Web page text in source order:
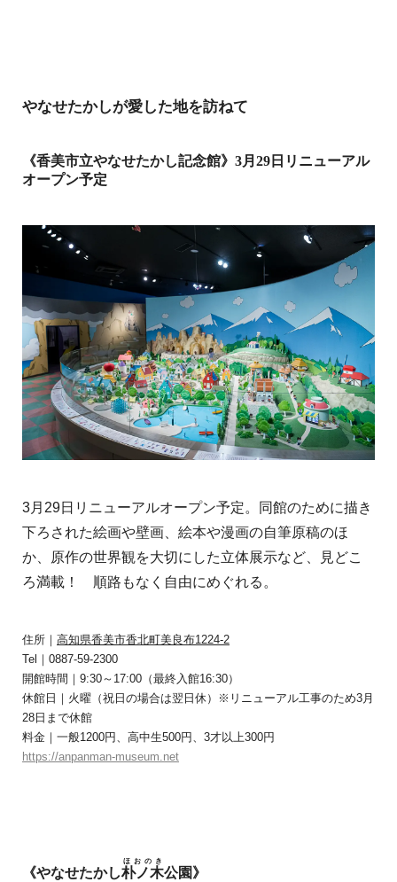
やなせたかしが愛した地を訪ねて
《香美市立やなせたかし記念館》3月29日リニューアル
オープン予定
3月29日リニューアルオープン予定。同館のために描き
下ろされた絵画や壁画、絵本や漫画の自筆原稿のほ
か、原作の世界観を大切にした立体展示など、見どこ
ろ満載！ 順路もなく自由にめぐれる。
住所｜ 高知県香美市香北町美良布1224-2
Tel｜0887-59-2300
開館時間｜9:30～17:00（最終入館16:30）
休館日｜火曜（祝日の場合は翌日休）※リニューアル工事のため3月
28日まで休館
料金｜一般1200円、高中生500円、3才以上300円
https://anpanman-museum.net
《やなせたかし朴ノ木
ほおのき
公園》